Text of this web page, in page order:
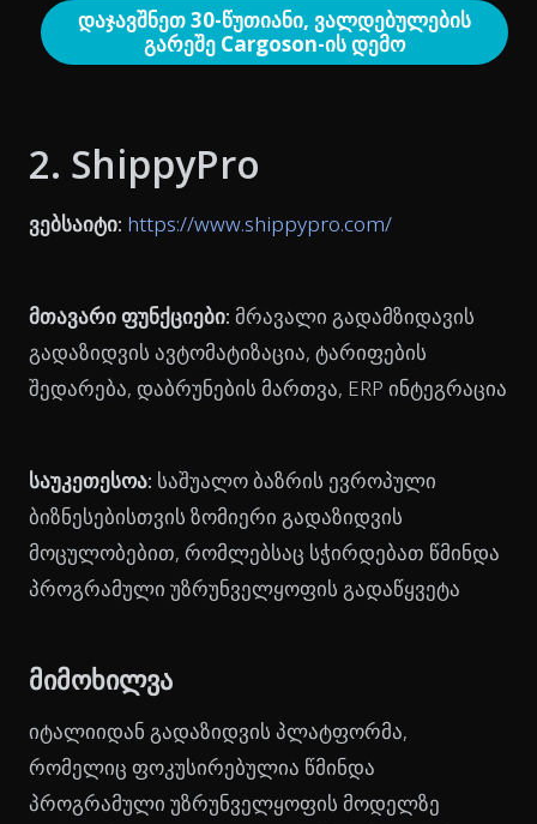
დაჯავშნეთ 30-წუთიანი, ვალდებულების
გარეშე Cargoson-ის დემო
2. ShippyPro
ვებსაიტი: https://www.shippypro.com/
მთავარი ფუნქციები: მრავალი გადამზიდავის
გადაზიდვის ავტომატიზაცია, ტარიფების
შედარება, დაბრუნების მართვა, ERP ინტეგრაცია
საუკეთესოა: საშუალო ბაზრის ევროპული
ბიზნესებისთვის ზომიერი გადაზიდვის
მოცულობებით, რომლებსაც სჭირდებათ წმინდა
პროგრამული უზრუნველყოფის გადაწყვეტა
მიმოხილვა
იტალიიდან გადაზიდვის პლატფორმა,
რომელიც ფოკუსირებულია წმინდა
პროგრამული უზრუნველყოფის მოდელზე